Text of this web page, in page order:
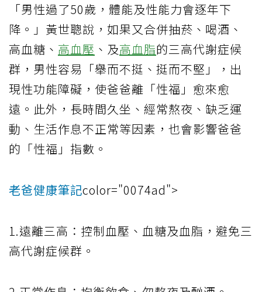
「男性過了50歲，體能及性能力會逐年下
降。」黃世聰說，如果又合併抽菸、喝酒、
高血糖、 高血壓 、及高血脂的三高代謝症候
群，男性容易「舉而不挺、挺而不堅」，出
現性功能障礙，使爸爸離「性福」愈來愈
遠。此外，長時間久坐、經常熬夜、缺乏運
動、生活作息不正常等因素，也會影響爸爸
的「性福」指數。
老爸健康筆記color="0074ad">
1.遠離三高：控制血壓、血糖及血脂，避免三
高代謝症候群。